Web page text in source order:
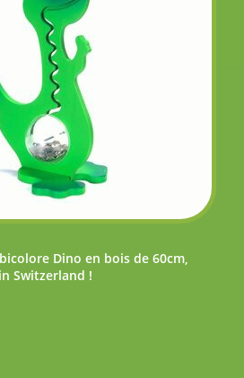
Dino en bois de 60cm,
Switzerland !